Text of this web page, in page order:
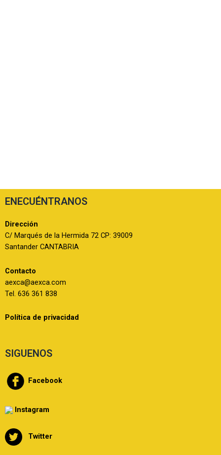
ENECUÉNTRANOS
Dirección
C/ Marqués de la Hermida 72 CP: 39009
Santander CANTABRIA
Contacto
aexca@aexca.com
Tel. 636 361 838
Política de privacidad
SIGUENOS
Facebook
Instagram
Twitter